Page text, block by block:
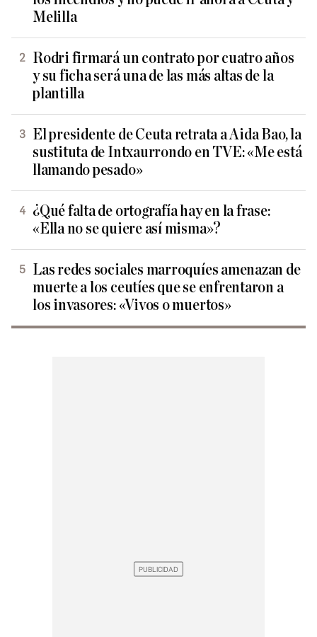
Melilla
Rodri firmará un contrato por cuatro años
y su ficha será una de las más altas de la
plantilla
El presidente de Ceuta retrata a Aida Bao, la
sustituta de Intxaurrondo en TVE: «Me está
llamando pesado»
¿Qué falta de ortografía hay en la frase:
«Ella no se quiere así misma»?
Las redes sociales marroquíes amenazan de
muerte a los ceutíes que se enfrentaron a
los invasores: «Vivos o muertos»